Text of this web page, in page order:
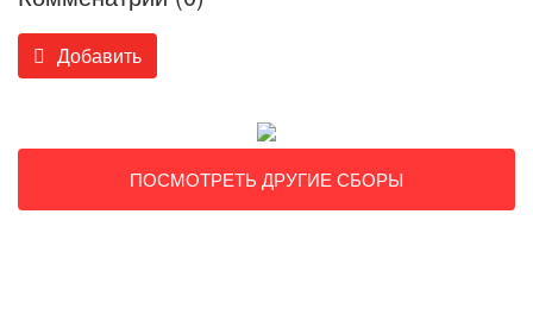
Добавить
ПОСМОТРЕТЬ ДРУГИЕ СБОРЫ